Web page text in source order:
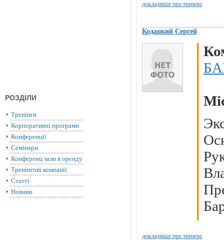
РОЗДІЛИ
Тренінги
Корпоративні програми
Конференції
Семінари
Конференц зали в оренду
Тренінгові компанії
Статті
Новини
докладніше про тренере
Кодацкий Сергей
докладніше про тренере